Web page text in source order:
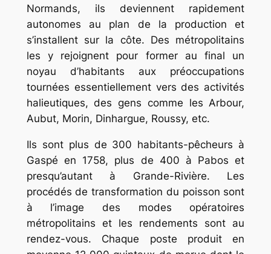
Normands, ils deviennent rapidement
autonomes au plan de la production et
s’installent sur la côte. Des métropolitains
les y rejoignent pour former au final un
noyau d’habitants aux préoccupations
tournées essentiellement vers des activités
halieutiques, des gens comme les Arbour,
Aubut, Morin, Dinhargue, Roussy, etc.
Ils sont plus de 300 habitants-pêcheurs à
Gaspé en 1758, plus de 400 à Pabos et
presqu’autant à Grande-Rivière. Les
procédés de transformation du poisson sont
à l’image des modes opératoires
métropolitains et les rendements sont au
rendez-vous. Chaque poste produit en